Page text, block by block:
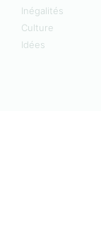
Inégalités
Culture
Idées